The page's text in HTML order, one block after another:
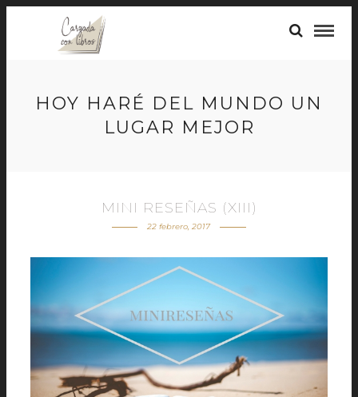
HOY HARÉ DEL MUNDO UN
LUGAR MEJOR
MINI RESEÑAS (XIII)
22 febrero, 2017